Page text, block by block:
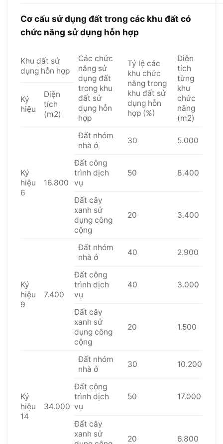
Cơ cấu sử dụng đất trong các khu đất có
chức năng sử dụng hỗn hợp
Khu đất sử
dụng hỗn hợp
Các chức
năng sử
dụng đất
trong khu
đất sử
dụng hỗn
hợp
Tỷ lệ các
khu chức
năng trong
khu đất sử
dụng hỗn
hợp (%)
Diện
tích
từng
khu
chức
năng
(m2)
Ký
hiệu
Diện
tích
(m2)
Ký
hiệu
6
16.800
Đất nhóm
nhà ở
30 5.000
Đất công
trình dịch
vụ
50 8.400
Đất cây
xanh sử
dụng công
cộng
20 3.400
Ký
hiệu
9
7.400
Đất nhóm
nhà ở
40 2.900
Đất công
trình dịch
vụ
40 3.000
Đất cây
xanh sử
dụng công
cộng
20 1.500
Ký
hiệu
14
34.000
Đất nhóm
nhà ở
30 10.200
Đất công
trình dịch
vụ
50 17.000
Đất cây
xanh sử
20 6.800